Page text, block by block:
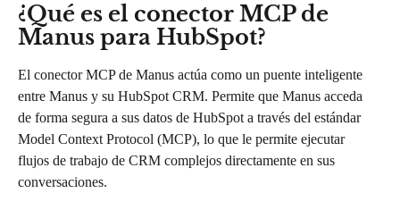
¿Qué es el conector MCP de
Manus para HubSpot?
El conector MCP de Manus actúa como un puente inteligente
entre Manus y su HubSpot CRM. Permite que Manus acceda
de forma segura a sus datos de HubSpot a través del estándar
Model Context Protocol (MCP), lo que le permite ejecutar
flujos de trabajo de CRM complejos directamente en sus
conversaciones.